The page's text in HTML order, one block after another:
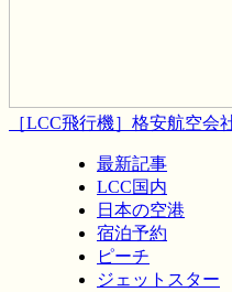
［LCC飛行機］格安航空会
最新記事
LCC国内
日本の空港
宿泊予約
ピーチ
ジェットスター